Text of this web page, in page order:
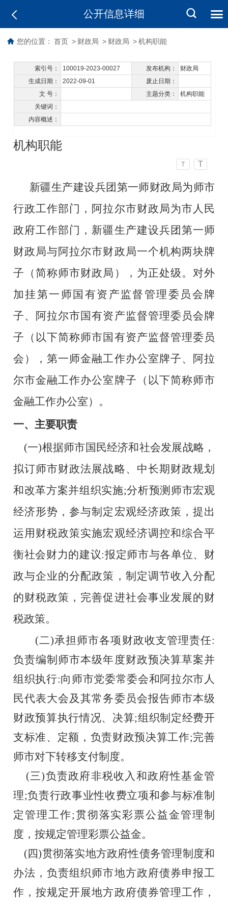
公开信息详细
您的位置： 首页 > 财政局 > 财政局 > 机构职能
索引号： 100019-2023-00027 发布机构：
财政局
生成日期：
2022-09-01
废止日期：
文 号：
主题分类：
机构职能
关键词：
内容概述：
机构职能
T T
新疆生产建设兵团第一师财政局为师市
行政工作部门，阿拉尔市财政局为市人民
政府工作部门，新疆生产建设兵团第一师
财政局与阿拉尔市财政局一个机构两块牌
子（简称师市财政局），为正处级。对外
加挂第一师国有资产监督管理委员会牌
子、阿拉尔市国有资产监督管理委员会牌
子（以下简称师市国有资产监督管理委员
会），第一师金融工作办公室牌子、阿拉
尔市金融工作办公室牌子（以下简称师市
金融工作办公室）。
一、主要职责
(一)根据师市国民经济和社会发展战略，
拟订师市财政法展战略、中长期财政规划
和改革方案并组织实施;分析预测师市宏观
经济形势，参与制定宏观经济政策，提出
运用财税政策实施宏观经济调控和综合平
衡社会财力的建议:报定师市与各单位、财
政与企业的分配政策，制定调节收入分配
的财税政策，完善促进社会事业发展的财
税政策。
(二)承担师市各项财政收支管理责任:
负责编制师市本级年度财政预决算草案并
组织执行:向师市党委常委会和阿拉尔市人
民代表大会及其常务委员会报告师市本级
财政预算执行情况、决算;组织制定经费开
支标准、定额，负责财政预决算工作;完善
师市对下转移支付制度。
(三)负责政府非税收入和政府性基金管
理;负责行政事业性收费立项和参与标准制
定管理工作;贯彻落实彩票公益金管理制
度，按规定管理彩票公益金。
办法，负责组织师市地方政府债券申报工
作，按规定开展地方政府债券管理工作，